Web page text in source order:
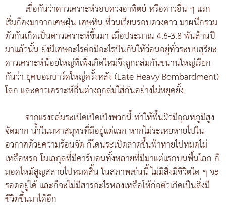
เชื่อกันว่าดาวเคราะห์รอบดวงอาทิตย์ หรือดาวอื่น ๆ แรก
เริ่มก็คงมาจากเศษฝุ่น เศษหิน ที่วนเวียนรอบดวงดาว มาผนึกรวม
ตัวกันเกิดเป็นดาวเคราะห์ขึ้นมา เมื่อประมาณ 4.6-3.8 พันล้านปี
มาแล้วนั้น ยังมีเศษอะไรต่อมิอะไรบินกันให้ว่อนอยู่ทั่วระบบสุริยะ
ดาวเคราะห์น้อยใหญ่ที่เพิ่งเกิดใหม่จึงถูกถล่มกันขนานใหญ่เรียก
กันว่า ยุคบอมบาร์ดใหญ่ครั้งหลัง (Late Heavy Bombardment)
โลก และดาวเคราะห์อื่นต่างถูกล่มใส่กันอย่างไม่หยุดยั้ง
จากแรงถล่มระเบิดเปิดเปิงพวกนี้ ทำให้พื้นผิวมีอุณหภูมิสูง
จัดมาก น้ำในมหาสมุทรที่มีอยู่แต่แรก หากไม่ระเหยหายไปใน
อวกาศด้วยความร้อนจัด ก็โดนระเบิดสาดขึ้นฟ้าหายไปหมดไม่
เหลือหรอ โมเลกุลที่มีคาร์บอนทั้งหลายที่มีมาแต่แรกบนพื้นโลก ก็
มอดไหม้สูญสลายไปหมดสิ้น ในสภาพเช่นนี้ ไม่มีสิ่งมีชีวิตใด ๆ จะ
รอดอยู่ได้ และก็จะไม่มีสารอะไรหลงเหลือให้ก่อตัวเกิดเป็นสิ่งมี
ชีวิตขึ้นมาได้อีก